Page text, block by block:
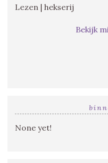
Lezen | hekserij
Bekijk
None yet!